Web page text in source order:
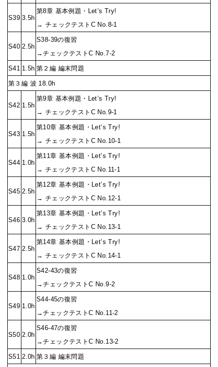
S39 3.5h
第8章 基本例題・Let’s Try!
→ チェックテストC No.8-1
S40 2.5h
S38-39の復習
→チェックテストC No.7-2
S41 1.5h 第２編 編末問題
第３編 波 18.0h
S42 1.5h
第9章 基本例題・Let’s Try!
→ チェックテストC No.9-1
S43 1.5h
第10章 基本例題・Let’s Try!
→ チェックテストC No.10-1
S44 1.0h
第11章 基本例題・Let’s Try!
→ チェックテストC No.11-1
S45 2.5h
第12章 基本例題・Let’s Try!
→ チェックテストC No.12-1
S46 3.0h
第13章 基本例題・Let’s Try!
→ チェックテストC No.13-1
S47 2.5h
第14章 基本例題・Let’s Try!
→ チェックテストC No.14-1
S48 1.0h
S42-43の復習
→チェックテストC No.9-2
S49 1.0h
S44-45の復習
→チェックテストC No.11-2
S50 2.0h
S46-47の復習
→チェックテストC No.13-2
S51 2.0h 第３編 編末問題